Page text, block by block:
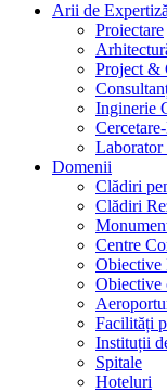
Arii de Expertiză
Proiectare
Project &
Inginerie
Laborator
Domenii
Clădiri
Clădiri
Centre
Obiective
Obiective
Facilități
Instituții
Spitale
Hoteluri